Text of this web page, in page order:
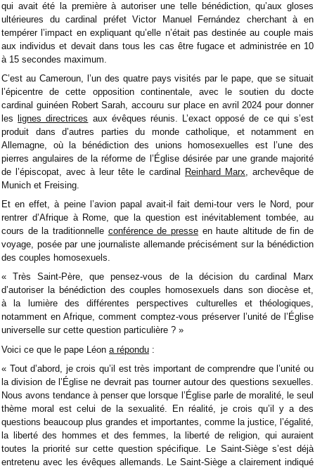
qui avait été la première à autoriser une telle bénédiction, qu’aux gloses
ultérieures du cardinal préfet Victor Manuel Fernández cherchant à en
tempérer l’impact en expliquant qu’elle n’était pas destinée au couple mais
aux individus et devait dans tous les cas être fugace et administrée en 10
à 15 secondes maximum.
C’est au Cameroun, l’un des quatre pays visités par le pape, que se situait
l’épicentre de cette opposition continentale, avec le soutien du docte
cardinal guinéen Robert Sarah, accouru sur place en avril 2024 pour donner
les
lignes directrices aux évêques réunis. L’exact opposé de ce qui s’est
produit dans d’autres parties du monde catholique, et notamment en
Allemagne, où la bénédiction des unions homosexuelles est l’une des
pierres angulaires de la réforme de l’Église désirée par une grande majorité
de l’épiscopat, avec à leur tête le cardinal
Reinhard Marx, archevêque de
Munich et Freising.
Et en effet, à peine l’avion papal avait-il fait demi-tour vers le Nord, pour
rentrer d’Afrique à Rome, que la question est inévitablement tombée, au
cours de la traditionnelle conférence de presse en haute altitude de fin de
voyage, posée par une journaliste allemande précisément sur la bénédiction
des couples homosexuels.
« Très Saint-Père, que pensez-vous de la décision du cardinal Marx
d’autoriser la bénédiction des couples homosexuels dans son diocèse et,
à la lumière des différentes perspectives culturelles et théologiques,
notamment en Afrique, comment comptez-vous préserver l’unité de l’Église
universelle sur cette question particulière ? »
Voici ce que le pape Léon a répondu :
« Tout d’abord, je crois qu’il est très important de comprendre que l’unité ou
la division de l’Église ne devrait pas tourner autour des questions sexuelles.
Nous avons tendance à penser que lorsque l’Église parle de moralité, le seul
thème moral est celui de la sexualité. En réalité, je crois qu’il y a des
questions beaucoup plus grandes et importantes, comme la justice, l’égalité,
la liberté des hommes et des femmes, la liberté de religion, qui auraient
toutes la priorité sur cette question spécifique. Le Saint-Siège s’est déjà
entretenu avec les évêques allemands. Le Saint-Siège a clairement indiqué